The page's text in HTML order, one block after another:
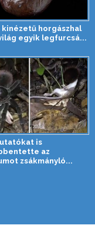
kinézetű horgászhal
egyik legfurcsá...
is
az
zsákmányló...